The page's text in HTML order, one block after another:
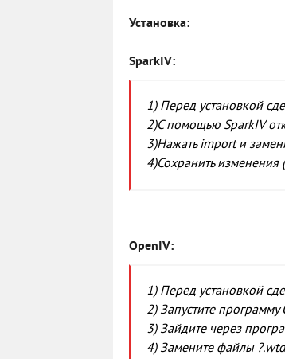
Установка:
SparkIV:
1) Перед установкой
2)С помощью SparkIV
3)Нажать import и
4)Сохранить изменения
OpenIV:
1) Перед установкой
2) Запустите программу
3) Зайдите через
4) Замените файлы